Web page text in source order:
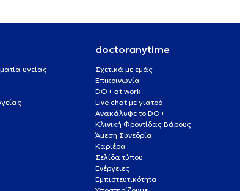
υγείας
doctoranytime
Σχετικά με εμάς
Επικοινωνία
DO+ at work
Live chat με γιατρό
Ανακάλυψε το DO+
Κλινική Φροντίδας Βάρους
Άμεση Συνεδρία
Καριέρα
Σελίδα τύπου
Ενέργειες
Εμπιστευτικότητα